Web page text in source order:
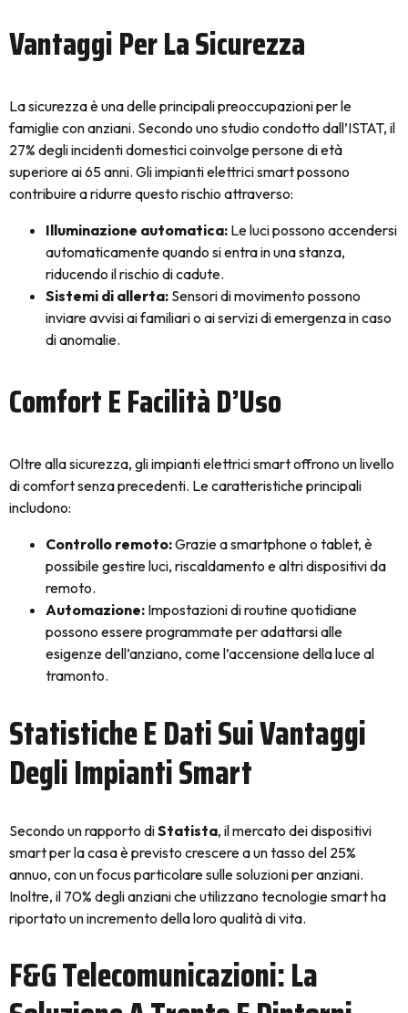
Vantaggi Per La Sicurezza
La sicurezza è una delle principali preoccupazioni per le
famiglie con anziani. Secondo uno studio condotto dall’ISTAT, il
27% degli incidenti domestici coinvolge persone di età
superiore ai 65 anni. Gli impianti elettrici smart possono
contribuire a ridurre questo rischio attraverso:
Illuminazione automatica: Le luci possono accendersi
automaticamente quando si entra in una stanza,
riducendo il rischio di cadute.
Sistemi di allerta: Sensori di movimento possono
inviare avvisi ai familiari o ai servizi di emergenza in caso
di anomalie.
Comfort E Facilità D’Uso
Oltre alla sicurezza, gli impianti elettrici smart offrono un livello
di comfort senza precedenti. Le caratteristiche principali
includono:
Controllo remoto:Grazie a smartphone o tablet, è
possibile gestire luci, riscaldamento e altri dispositivi da
remoto.
Automazione: Impostazioni di routine quotidiane
possono essere programmate per adattarsi alle
esigenze dell’anziano, come l’accensione della luce al
tramonto.
Statistiche E Dati Sui Vantaggi
Degli Impianti Smart
Secondo un rapporto diStatista, il mercato dei dispositivi
smart per la casa è previsto crescere a un tasso del 25%
annuo, con un focus particolare sulle soluzioni per anziani.
Inoltre, il 70% degli anziani che utilizzano tecnologie smart ha
riportato un incremento della loro qualità di vita.
F&G Telecomunicazioni: La